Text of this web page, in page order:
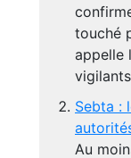
touché
appelle
Sebta :
Au